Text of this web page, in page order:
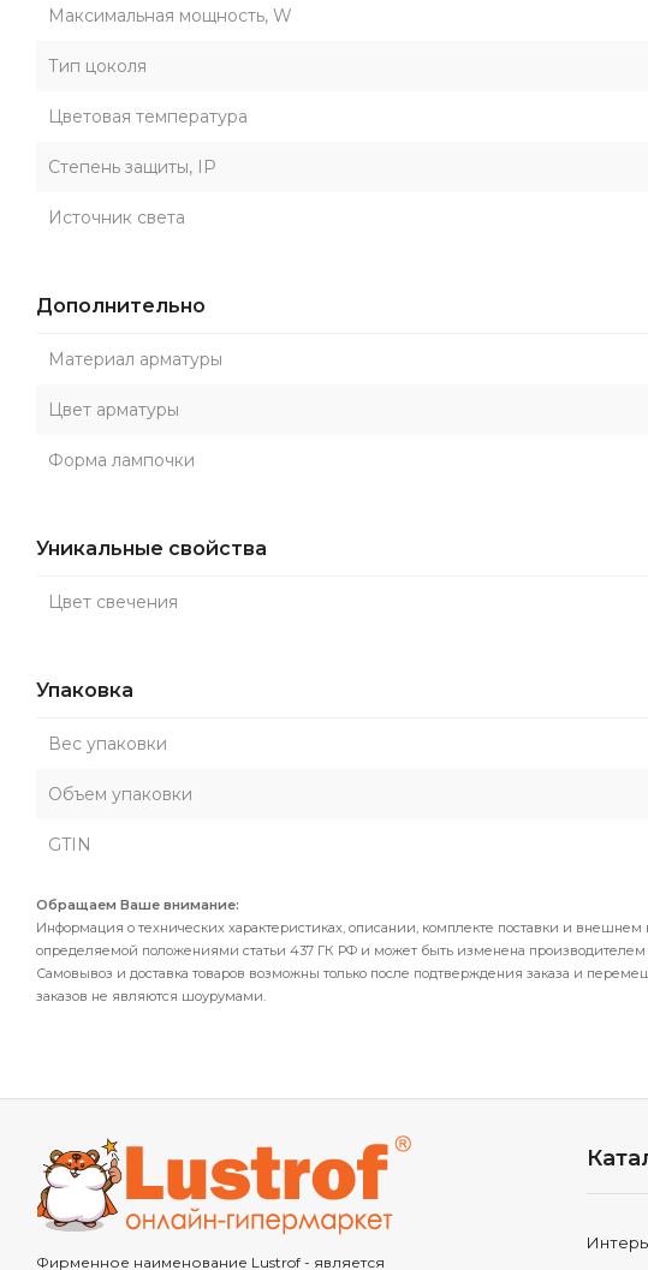
Максимальная мощность, W
Тип цоколя
Цветовая температура
Степень защиты, IP
Источник света
Дополнительно
Материал арматуры
Цвет арматуры
Форма лампочки
Уникальные свойства
Цвет свечения
Упаковка
Вес упаковки
Объем упаковки
GTIN
Обращаем Ваше внимание:
Информация о технических характеристиках, описании, комплекте поставки и
определяемой положениями статьи 437 ГК РФ и может быть изменена производителем
Самовывоз и доставка товаров возможны только после подтверждения заказа и
заказов не являются шоурумами.
Фирменное наименование Lustrof - является